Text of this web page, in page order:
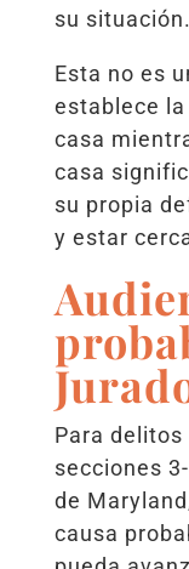
su situación.
Esta no es
establece
casa
casa
su propia
y estar
Para
secciones
de
causa